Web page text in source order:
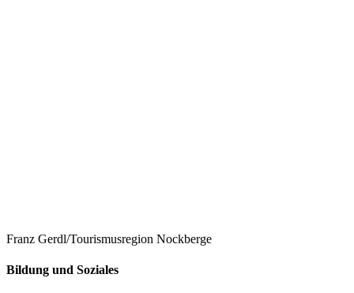
Franz Gerdl/Tourismusregion Nockberge
Bildung und Soziales